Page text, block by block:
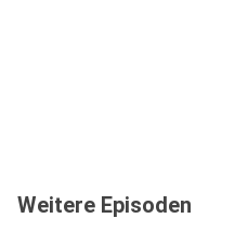
Weitere Episoden